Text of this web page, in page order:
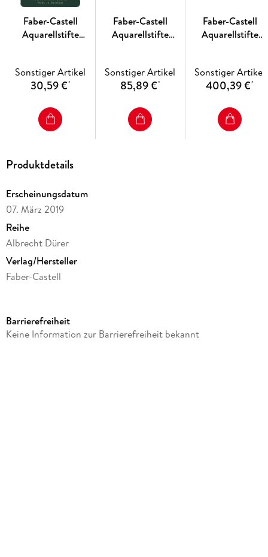
Faber-Castell
Aquarellstifte
Sonstiger Artikel
30,59 €*
Faber-Castell
Aquarellstifte
Sonstiger Artikel
85,89 €*
Faber-Castell
Aquarellstifte
Sonstiger Artikel
400,39 €*
Produktdetails
Erscheinungsdatum
07. März 2019
Reihe
Albrecht Dürer
Verlag/Hersteller
Faber-Castell
Sonstiges
Barrierefreiheit
Keine Information zur Barrierefreiheit bekannt